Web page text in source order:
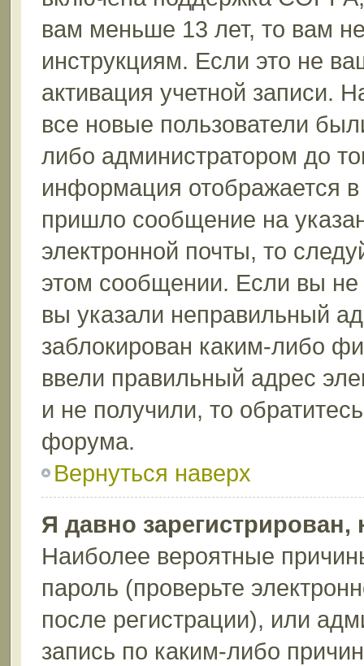
вам меньше 13 лет, то вам
инструкциям. Если это не
активация учетной записи.
все новые пользователи
либо администратором до
информация отображается
пришло сообщение на
электронной почты, то
этом сообщении. Если вы
вы указали неправильный
заблокирован каким-либо
ввели правильный адрес
и не получили, то
форума.
Вернуться наверх
Я давно
Наиболее вероятные
пароль (проверьте
после регистрации), или
запись по каким-либо